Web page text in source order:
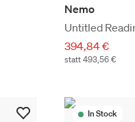
Nemo
Untitled
394,84 €
statt 493,56 €
In Stock